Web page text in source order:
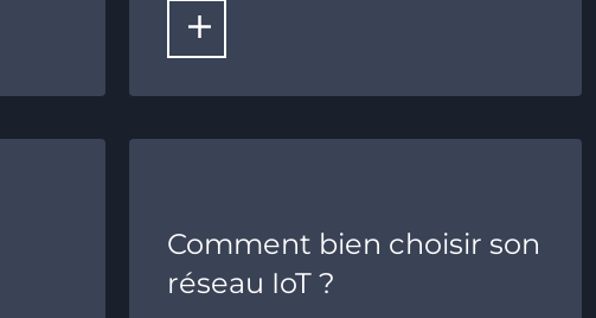
LIRE LA SUITE
Comment bien choisir son
réseau IoT ?